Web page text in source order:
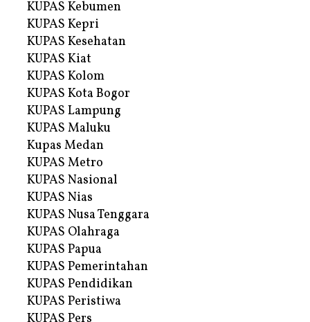
KUPAS Kebumen
KUPAS Kepri
KUPAS Kesehatan
KUPAS Kiat
KUPAS Kolom
KUPAS Kota Bogor
KUPAS Lampung
KUPAS Maluku
Kupas Medan
KUPAS Metro
KUPAS Nasional
KUPAS Nias
KUPAS Nusa Tenggara
KUPAS Olahraga
KUPAS Papua
KUPAS Pemerintahan
KUPAS Pendidikan
KUPAS Peristiwa